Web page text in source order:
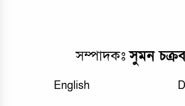
সম্পাদকঃসুমন
English